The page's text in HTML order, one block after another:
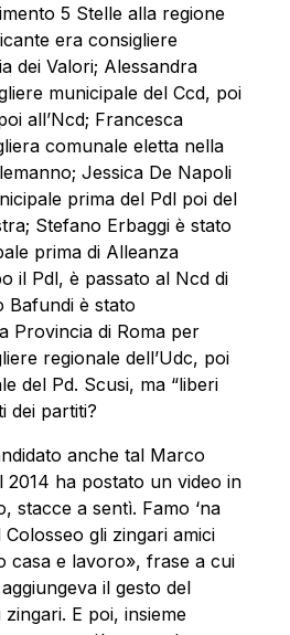
5 Stelle alla regione
era consigliere
dei Valori; Alessandra
municipale del Ccd, poi
all’Ncd; Francesca
comunale eletta nella
Jessica De Napoli
prima del Pdl poi del
Stefano Erbaggi è stato
prima di Alleanza
il Pdl, è passato al Ncd di
Bafundi è stato
Provincia di Roma per
regionale dell’Udc, poi
del Pd. Scusi, ma “liberi
dei partiti?
anche tal Marco
2014 ha postato un video in
stacce a sentì. Famo ‘na
gli zingari amici
casa e lavoro», frase a cui
il gesto del
E poi, insieme